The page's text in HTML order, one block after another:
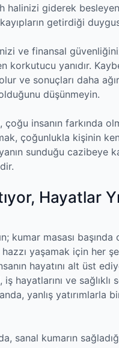
halinizi giderek
getirdiği
ve finansal
en korkutucu yanıdır.
ve sonuçları daha
düşünmeyin.
çoğu insanın farkında
çoğunlukla kişinin
sunduğu cazibeye
Hayatlar
kumar masası
yaşamak için her
hayatını alt üst
hayatlarını ve sağlıklı
yanlış
sanal kumarın